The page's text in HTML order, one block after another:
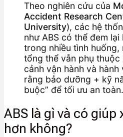
Theo nghiên cứu của
Accident Research
University), các hệ
như ABS có thể đem
trong nhiều tình huống,
tổng thể vẫn phụ thuộc
cảnh vận hành và
rằng bảo dưỡng + kỹ
buộc” để tối ưu an toàn.
ABS là gì và có giúp
hơn không?